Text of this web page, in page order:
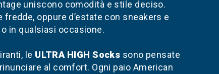
uniscono comodità e stile deciso.
oppure d’estate con sneakers e
in qualsiasi occasione.
le ULTRA HIGH Socks sono pensate
al comfort. Ogni paio American